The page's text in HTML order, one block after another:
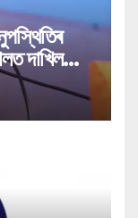
দাখিল